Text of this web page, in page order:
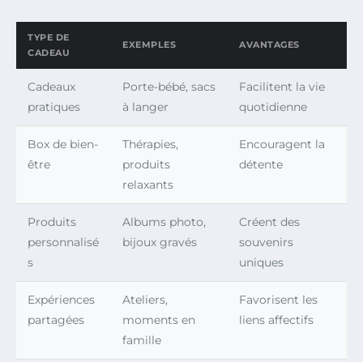
TYPE DE
CADEAU
EXEMPLES AVANTAGES
Cadeaux
pratiques
Porte-bébé, sacs
à langer
Facilitent la vie
quotidienne
Box de bien-
être
Thérapies,
produits
relaxants
Encouragent la
détente
Produits
personnalisé
s
Albums photo,
bijoux gravés
Créent des
souvenirs
uniques
Expériences
partagées
Ateliers,
moments en
famille
Favorisent les
liens affectifs